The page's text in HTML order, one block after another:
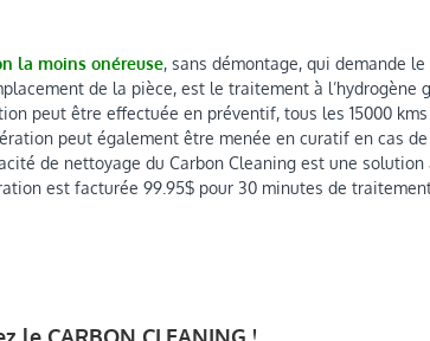
la moins onéreuse, sans démontage, qui demande
de la pièce, est le traitement à l’hydrogène
peut être effectuée en préventif, tous les 15000
peut également être menée en curatif en cas
de nettoyage du Carbon Cleaning est une
est facturée 99.95$ pour 30 minutes de
le CARBON CLEANING !